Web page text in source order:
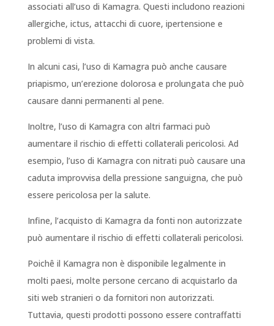
associati all’uso di Kamagra. Questi includono reazioni
allergiche, ictus, attacchi di cuore, ipertensione e
problemi di vista.
In alcuni casi, l’uso di Kamagra può anche causare
priapismo, un’erezione dolorosa e prolungata che può
causare danni permanenti al pene.
Inoltre, l’uso di Kamagra con altri farmaci può
aumentare il rischio di effetti collaterali pericolosi. Ad
esempio, l’uso di Kamagra con nitrati può causare una
caduta improvvisa della pressione sanguigna, che può
essere pericolosa per la salute.
Infine, l’acquisto di Kamagra da fonti non autorizzate
può aumentare il rischio di effetti collaterali pericolosi.
Poichê il Kamagra non è disponibile legalmente in
molti paesi, molte persone cercano di acquistarlo da
siti web stranieri o da fornitori non autorizzati.
Tuttavia, questi prodotti possono essere contraffatti